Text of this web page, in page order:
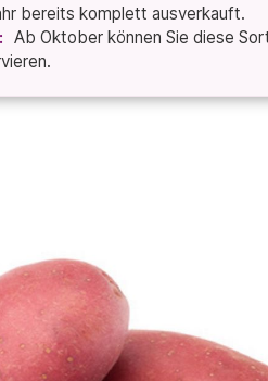
bereits komplett ausverkauft.
Ab Oktober können Sie diese